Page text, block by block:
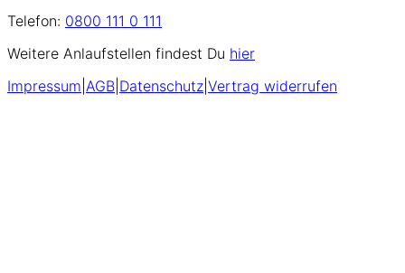
Telefon: 0800 111 0 111
Weitere Anlaufstellen findest Du hier
Impressum AGB Datenschutz Vertrag widerrufen